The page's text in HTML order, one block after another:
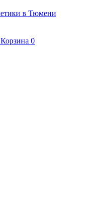
Корзина 0